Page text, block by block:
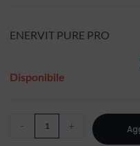
ENERVIT PURE PRO
Disponibile
- +